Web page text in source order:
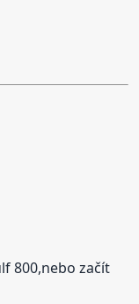
800,nebo začít